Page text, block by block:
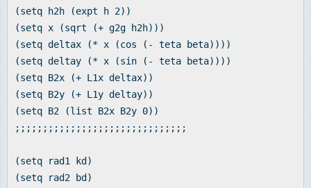
(setq h2h (expt h 2))
(setq x (sqrt (+ g2g h2h)))
(setq deltax (* x (cos (- teta beta))))
(setq deltay (* x (sin (- teta beta))))
(setq B2x (+ L1x deltax))
(setq B2y (+ L1y deltay))
(setq B2 (list B2x B2y 0))
;;;;;;;;;;;;;;;;;;;;;;;;;;;;;;;
(setq rad1 kd)
(setq rad2 bd)